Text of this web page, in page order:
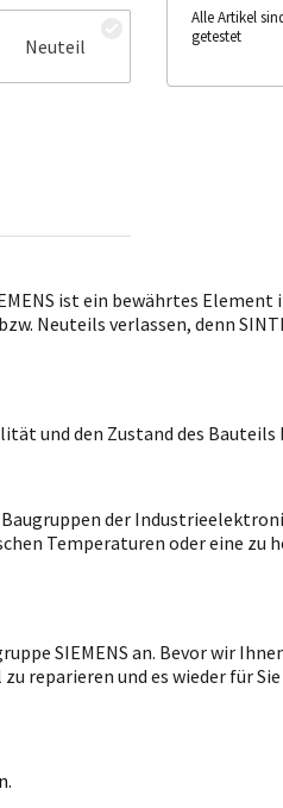
Neuteil
Alle Artikel
getestet
ist ein bewährtes Element
Neuteils verlassen, denn
und den Zustand des Bauteils
der
Temperaturen oder eine zu
SIEMENS an. Bevor wir
reparieren und es wieder für